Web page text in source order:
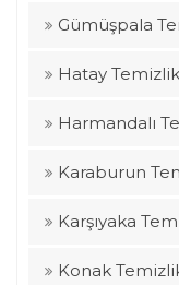
Gümüşpala
Hatay
Harmandalı
Karaburun
Karşıyaka
Konak